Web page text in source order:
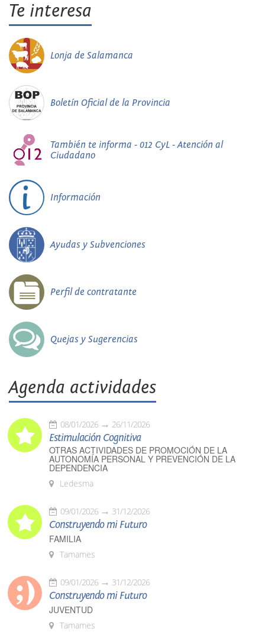
Te interesa
Lonja de Salamanca
Boletín Oficial de la Provincia
También te informa - 012 CyL - Atención al
Ciudadano
Información
Ayudas y Subvenciones
Perfil de contratante
Quejas y Sugerencias
Agenda actividades
08/01/2026 26/11/2026
Estimulación Cognitiva
OTRAS ACTIVIDADES DE PROMOCIÓN DE LA
AUTONOMÍA PERSONAL Y PREVENCIÓN DE LA
DEPENDENCIA
Ledesma
09/01/2026 31/12/2026
Construyendo mi Futuro
FAMILIA
Tamames
09/01/2026 31/12/2026
Construyendo mi Futuro
JUVENTUD
Tamames